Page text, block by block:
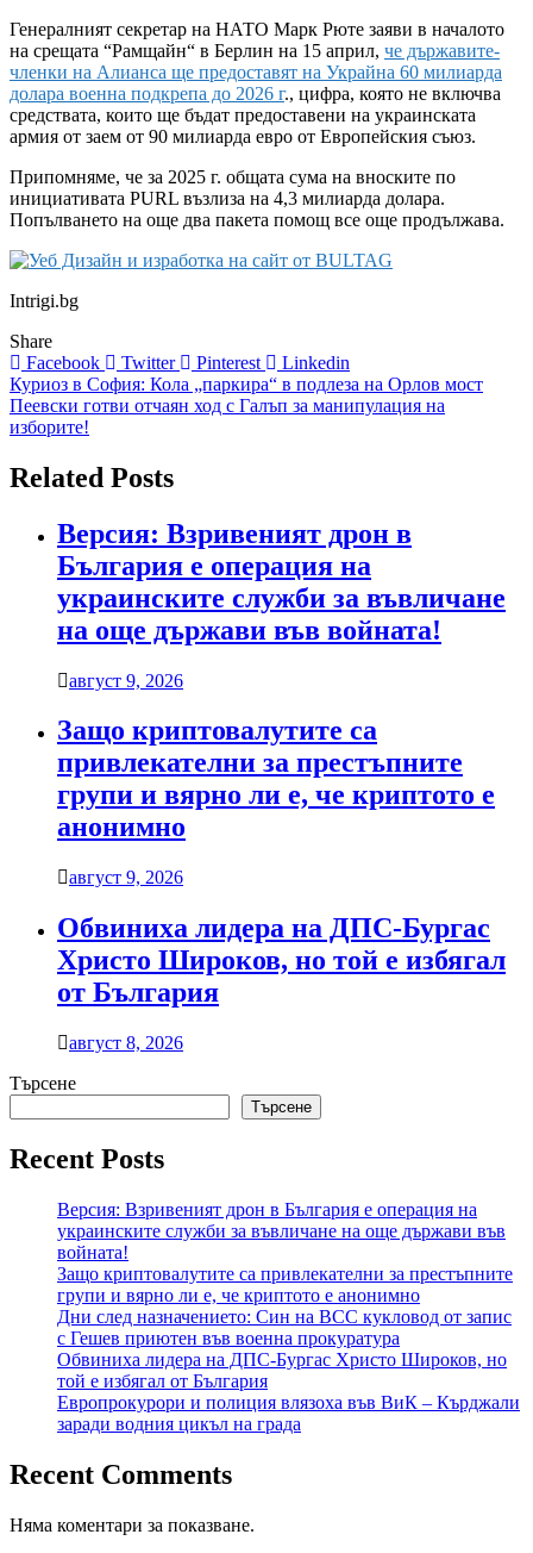
Генералният секретар на НАТО Марк Рюте заяви в началото
на срещата “Рамщайн“ в Берлин на 15 април, че държавите-
членки на Алианса ще предоставят на Украйна 60 милиарда
долара военна подкрепа до 2026 г., цифра, която не включва
средствата, които ще бъдат предоставени на украинската
армия от заем от 90 милиарда евро от Европейския съюз.
Припомняме, че за 2025 г. общата сума на вноските по
инициативата PURL възлиза на 4,3 милиарда долара.
Попълването на още два пакета помощ все още продължава.
Intrigi.bg
Share
Facebook
Twitter Pinterest Linkedin
Навигация
Куриоз в София: Кола „паркира“ в подлеза на Орлов мост
Пеевски готви отчаян ход с Галъп за манипулация на
изборите!
Related Posts
Версия: Взривеният дрон в
България е операция на
украинските служби за въвличане
на още държави във войната!
август 9, 2026
Защо криптовалутите са
привлекателни за престъпните
групи и вярно ли е, че криптото е
анонимно
август 9, 2026
Обвиниха лидера на ДПС-Бургас
Христо Широков, но той е избягал
от България
август 8, 2026
Търсене
Търсене
Recent Posts
Версия: Взривеният дрон в България е операция на
украинските служби за въвличане на още държави във
войната!
Защо криптовалутите са привлекателни за престъпните
групи и вярно ли е, че криптото е анонимно
Дни след назначението: Син на ВСС кукловод от запис
с Гешев приютен във военна прокуратура
Обвиниха лидера на ДПС-Бургас Христо Широков, но
той е избягал от България
Европрокурори и полиция влязоха във ВиК – Кърджали
заради водния цикъл на града
Recent Comments
Няма коментари за показване.